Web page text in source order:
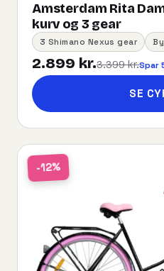
Amsterdam Rita
kurv og 3 gear
3 Shimano Nexus gear
2.899 kr.3.399 kr.Spar
SE
-12%